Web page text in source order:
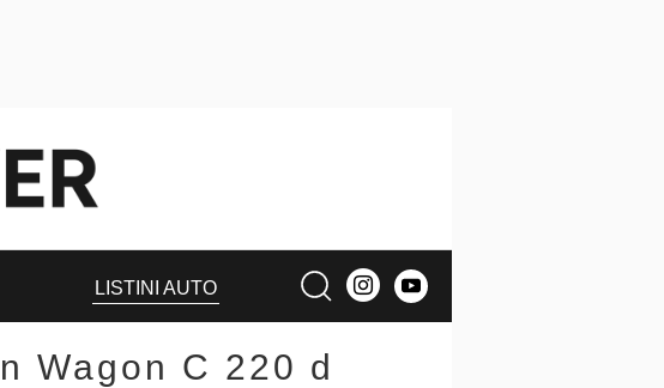
LISTINI AUTO
Wagon C 220 d